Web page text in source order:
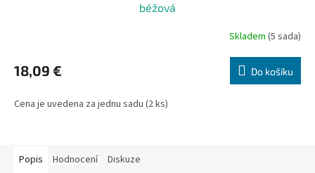
béžová
Skladem (5 sada)
18,09 € Do košíku
Cena je uvedena za jednu sadu (2 ks)
Popis Hodnocení Diskuze